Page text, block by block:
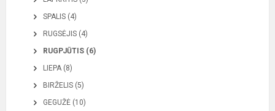
SPALIS (4)
RUGSĖJIS (4)
RUGPJŪTIS (6)
LIEPA (8)
BIRŽELIS (5)
GEGUŽĖ (10)